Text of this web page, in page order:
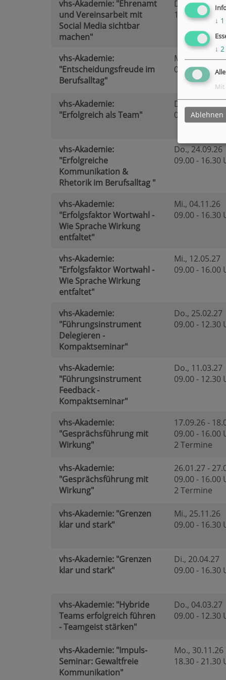
vhs-Akademie: "Ehrenamt
und Vereinsarbeit mit
Social Media sichtbar
machen"
Di.
, 13.04.27
13.00 - 16.30
vhs-Akademie:
"Entscheidungsfreude im
Berufsalltag"
Mi., 16.09.26
09.30 -
vhs-Akademie:
"Erfolgreich als Team"
Do., 20.05.27
09.00 - 16.30
vhs-Akademie:
"Erfolgreiche
Kommunikation &
Rhetorik im Berufsalltag "
Do., 24.09.26
09.00 - 16.30
vhs-Akademie:
"Erfolgsfaktor Wortwahl -
Wie Sprache Wirkung
entfaltet"
Mi., 04.11.26
09.00 - 16.30
vhs-Akademie:
"Erfolgsfaktor Wortwahl -
Wie Sprache Wirkung
entfaltet"
Mi., 12.05.27
09.00 - 16.00
vhs-Akademie:
"Führungsinstrument
Delegieren -
Kompaktseminar"
Do., 25.02.27
09.00 - 12.30
vhs-Akademie:
"Führungsinstrument
Feedback -
Kompaktseminar"
Do., 11.03.27
09.00 - 12.30
vhs-Akademie:
"Gesprächsführung mit
Wirkung"
17.09.26 -
09.00 - 16.00
2 Termine
vhs-Akademie:
"Gesprächsführung mit
Wirkung"
26.01.27 -
09.00 - 16.00
2 Termine
vhs-Akademie: "Grenzen
klar und stark"
Mi., 25.11.26
09.00 - 16.30
vhs-Akademie: "Grenzen
klar und stark"
Di., 20.04.27
09.00 - 16.30
vhs-Akademie: "Hybride
Teams erfolgreich führen
- Teamgeist stärken"
Do., 04.03.27
09.00 - 12.30
vhs-Akademie: "Impuls-
Seminar: Gewaltfreie
Kommunikation"
Mo., 30.11.26
18.30 - 21.30
↓ 1
↓ 2
Mit
Ablehnen